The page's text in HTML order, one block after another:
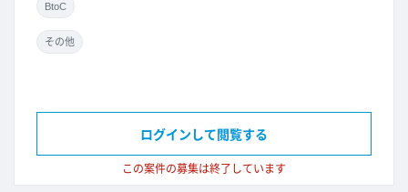
BtoC
その他
この案件の募集は終了しています
ログインして閲覧する